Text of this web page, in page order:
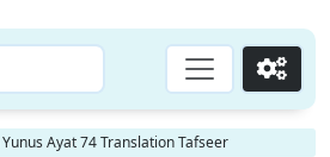
Go
Ayat 74 Translation Tafseer